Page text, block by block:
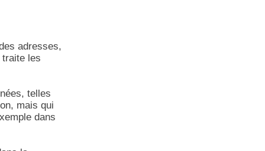
adresses,
les
telles
mais qui
dans